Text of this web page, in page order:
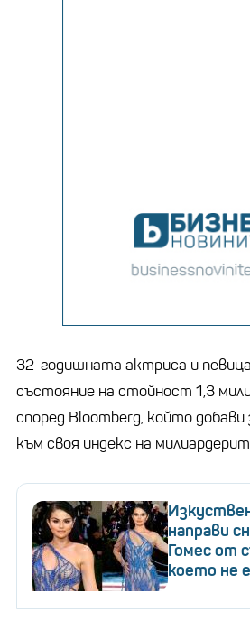
32-годишната актриса и
състояние на стойност 1,3
според Bloomberg, който
към своя индекс на
направи
Гомес от
което не